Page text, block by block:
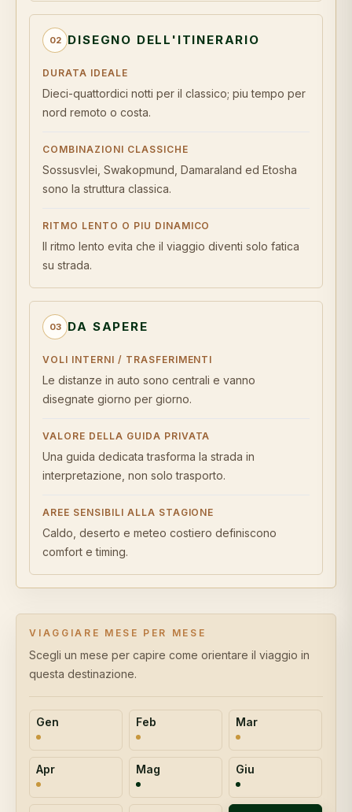
02 DISEGNO DELL'ITINERARIO
DURATA IDEALE
Dieci-quattordici notti per il classico; piu tempo per
nord remoto o costa.
COMBINAZIONI CLASSICHE
Sossusvlei, Swakopmund, Damaraland ed Etosha
sono la struttura classica.
RITMO LENTO O PIU DINAMICO
Il ritmo lento evita che il viaggio diventi solo fatica
su strada.
03 DA SAPERE
VOLI INTERNI / TRASFERIMENTI
Le distanze in auto sono centrali e vanno
disegnate giorno per giorno.
VALORE DELLA GUIDA PRIVATA
Una guida dedicata trasforma la strada in
interpretazione, non solo trasporto.
AREE SENSIBILI ALLA STAGIONE
Caldo, deserto e meteo costiero definiscono
comfort e timing.
VIAGGIARE MESE PER MESE
Scegli un mese per capire come orientare il viaggio in
questa destinazione.
Gen Feb Mar
Apr Mag Giu